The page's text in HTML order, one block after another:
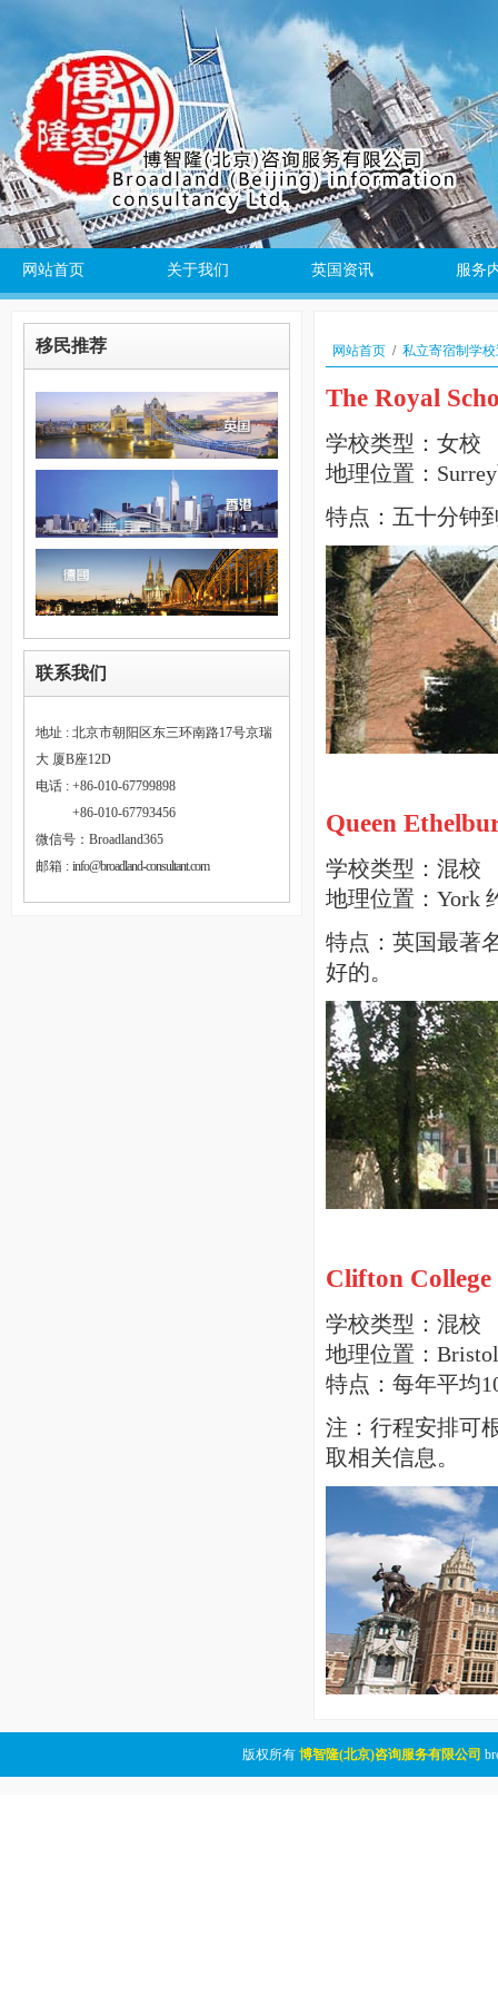
网站首页 关于我们 英国资讯 服务
移民推荐
联系我们
地址 : 北京市朝阳区东三环南路17号京瑞
大 厦B座12D
电话 : +86-010-67799898
+86-010-67793456
微信号：Broadland365
邮箱 : info@broadland-consultant.com
网站首页 / 私立寄宿制学
The Royal
学校类型：女校
地理位置：
特点：五十分钟
Queen
学校类型：混校
地理位置：York
特点：英国最著
好的。
Clifton College
学校类型：混校
地理位置：
特点：每年平均
注：行程安排可
取相关信息。
版权所有 博智隆(北京)咨询服务有限公司